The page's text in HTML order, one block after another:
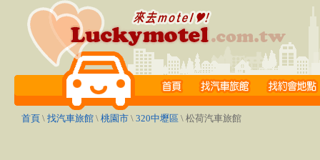
首頁 \ 找汽車旅館 \ 桃園市 \ 320中壢區 \ 松荷汽車旅館